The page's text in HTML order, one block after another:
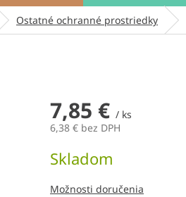
Ostatné ochranné prostriedky
7,85 € / ks
6,38 € bez DPH
cena:
Skladom
Možnosti doručenia